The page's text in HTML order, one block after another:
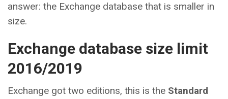
answer: the Exchange database that is smaller in
size.
Exchange database size limit
2016/2019
Exchange got two editions, this is the Standard